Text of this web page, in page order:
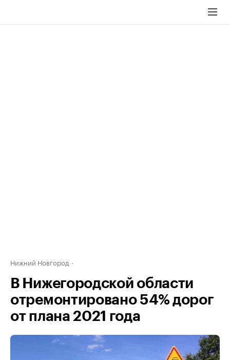
Нижний Новгород
В Нижегородской области
отремонтировано 54% дорог
от плана 2021 года